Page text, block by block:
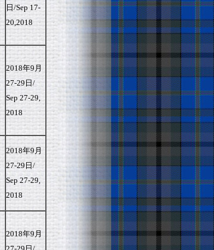
日/Sep 17-
20,2018
2018年9月
27-29日/
Sep 27-29,
2018
2018年9月
27-29日/
Sep 27-29,
2018
2018年9月